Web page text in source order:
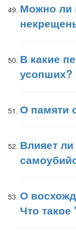
Можно ли
В какие
усопших?
О памяти
Влияет
О
Что